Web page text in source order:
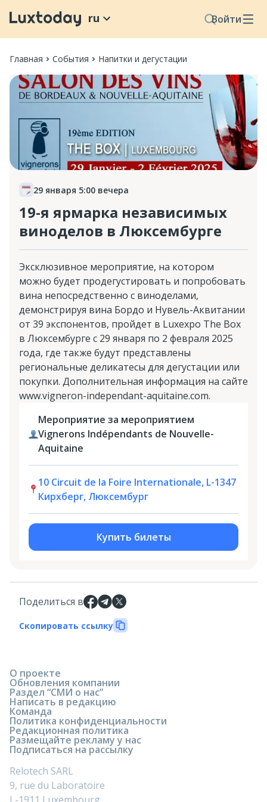
Войти
ru
Главная События Напитки и дегустации
29 января 5:00 вечера
19-я ярмарка независимых
виноделов в Люксембурге
Эксклюзивное мероприятие, на котором
можно будет продегустировать и попробовать
вина непосредственно с виноделами,
демонстрируя вина Бордо и Нувель-Аквитании
от 39 экспонентов, пройдет в Luxexpo The Box
в Люксембурге с 29 января по 2 февраля 2025
года, где также будут представлены
региональные деликатесы для дегустации или
покупки. Дополнительная информация на сайте
www.vigneron-independant-aquitaine.com.
Мероприятие за мероприятием
Vignerons Indépendants de Nouvelle-
Aquitaine
10 Circuit de la Foire Internationale, L-1347
Кирхберг, Люксембург
Купить билеты
Поделиться в
Скопировать ссылку
О проекте
Обновления компании
Раздел “СМИ о нас”
Написать в редакцию
Команда
Политика конфиденциальности
Редакционная политика
Размещайте рекламу у нас
Подписаться на рассылку
Relotech SARL
9, rue du Laboratoire